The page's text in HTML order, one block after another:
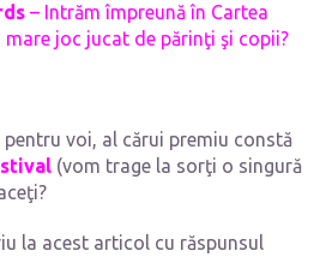
– Intrăm împreună în Cartea
joc jucat de părinţi şi copii?
pentru voi, al cărui premiu constă
(vom trage la sorţi o singură
la acest articol cu răspunsul